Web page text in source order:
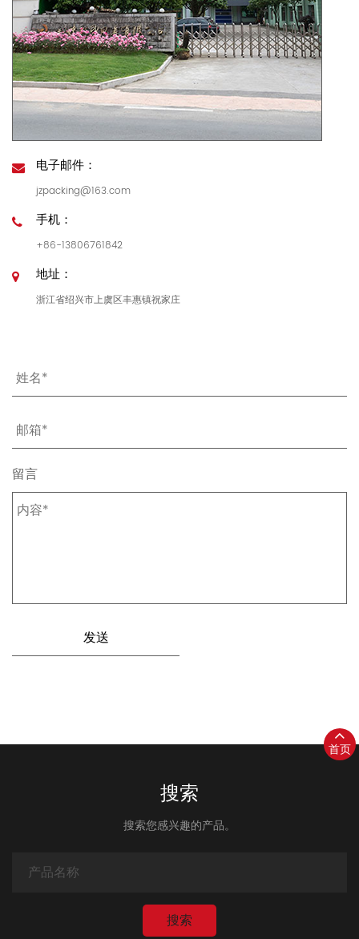
电子邮件：
jzpacking@163.com
手机：
+86-13806761842
地址：
浙江省绍兴市上虞区丰惠镇祝家庄
留言
首页
搜索
搜索您感兴趣的产品。